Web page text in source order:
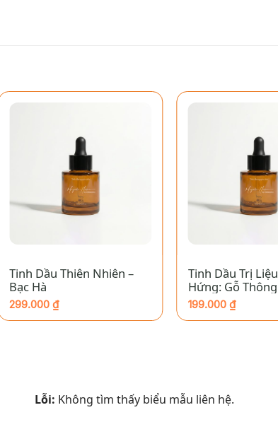
Tinh Dầu Thiên Nhiên –
Bạc Hà
299.000 ₫
Tinh Dầu Trị
Hứng: Gỗ Thông
199.000 ₫
Lỗi: Không tìm thấy biểu mẫu liên hệ.